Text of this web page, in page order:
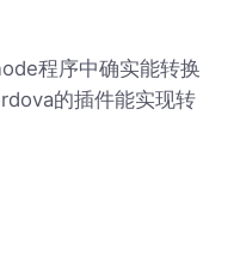
程序中确实能转换
的插件能实现转